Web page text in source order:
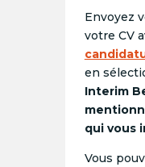
Envoyez
votre CV
en
Interim
qui vous
Vous